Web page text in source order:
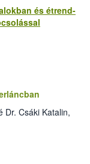
és étrend-
Dr. Csáki Katalin,